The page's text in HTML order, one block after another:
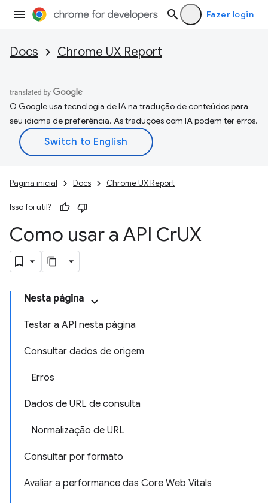
Fazer login
Docs Chrome UX Report
O Google usa tecnologia de IA na tradução de conteúdos para
seu idioma de preferência. As traduções com IA podem ter erros.
Página inicial Docs Chrome UX Report
Isso foi útil?
Como usar a API CrUX
Nesta página
Testar a API nesta página
Consultar dados de origem
Erros
Dados de URL de consulta
Normalização de URL
Consultar por formato
Avaliar a performance das Core Web Vitals